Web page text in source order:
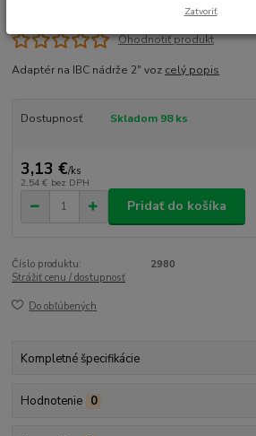
Ohodnotiť produkt
Adaptér na IBC nádrže 2" voz celý popis
Dostupnosť Skladom 98 ks
3,13 €/ks
2,54 € bez DPH
Pridať do košíka
Číslo produktu:
2980
Strážiť cenu / dostupnosť
Do obľúbených
Kompletné špecifikácie
Hodnotenie 0
Zatvoriť